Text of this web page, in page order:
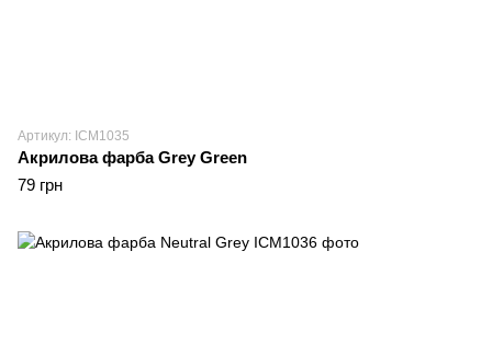
Артикул: ICM1035
Акрилова фарба Grey Green
79 грн